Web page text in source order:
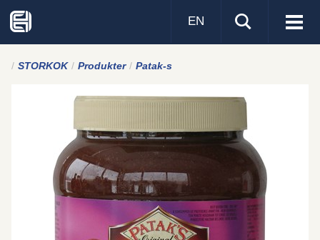
Visa
EN
STORKOK Produkter Patak-s